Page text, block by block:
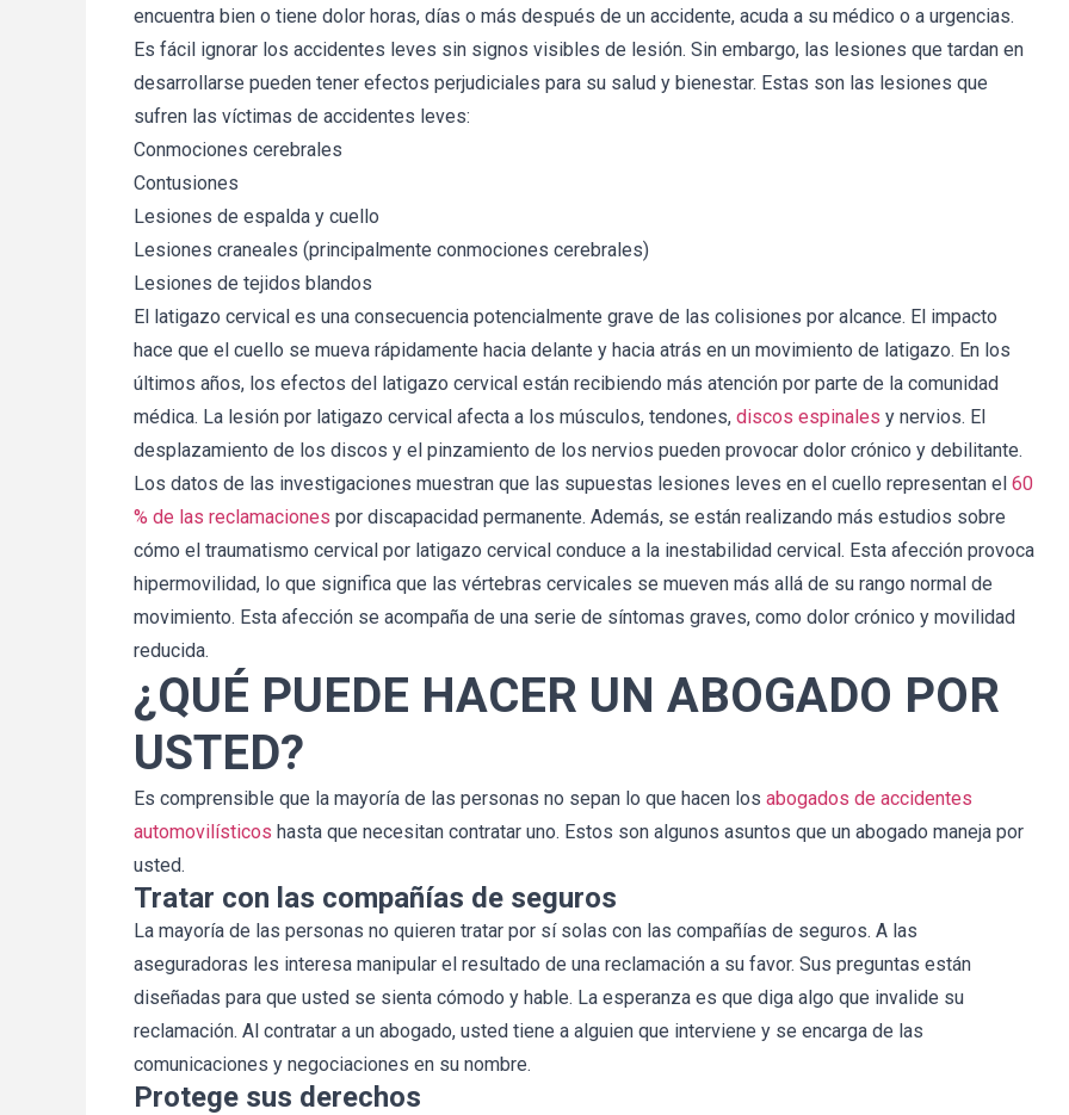
encuentra bien o tiene dolor horas, días o más después de un accidente, acuda a su médico o a urgencias.
Es fácil ignorar los accidentes leves sin signos visibles de lesión. Sin embargo, las lesiones que tardan en
desarrollarse pueden tener efectos perjudiciales para su salud y bienestar. Estas son las lesiones que
sufren las víctimas de accidentes leves:
Conmociones cerebrales
Contusiones
Lesiones de espalda y cuello
Lesiones craneales (principalmente conmociones cerebrales)
Lesiones de tejidos blandos
El latigazo cervical es una consecuencia potencialmente grave de las colisiones por alcance. El impacto
hace que el cuello se mueva rápidamente hacia delante y hacia atrás en un movimiento de latigazo. En los
últimos años, los efectos del latigazo cervical están recibiendo más atención por parte de la comunidad
médica. La lesión por latigazo cervical afecta a los músculos, tendones, discos espinales y nervios. El
desplazamiento de los discos y el pinzamiento de los nervios pueden provocar dolor crónico y debilitante.
Los datos de las investigaciones muestran que las supuestas lesiones leves en el cuello representan el 60
% de las reclamaciones por discapacidad permanente. Además, se están realizando más estudios sobre
cómo el traumatismo cervical por latigazo cervical conduce a la inestabilidad cervical. Esta afección provoca
hipermovilidad, lo que significa que las vértebras cervicales se mueven más allá de su rango normal de
movimiento. Esta afección se acompaña de una serie de síntomas graves, como dolor crónico y movilidad
reducida.
¿QUÉ PUEDE HACER UN ABOGADO POR
USTED?
Es comprensible que la mayoría de las personas no sepan lo que hacen los abogados de accidentes
automovilísticos hasta que necesitan contratar uno. Estos son algunos asuntos que un abogado maneja por
usted.
Tratar con las compañías de seguros
La mayoría de las personas no quieren tratar por sí solas con las compañías de seguros. A las
aseguradoras les interesa manipular el resultado de una reclamación a su favor. Sus preguntas están
diseñadas para que usted se sienta cómodo y hable. La esperanza es que diga algo que invalide su
reclamación. Al contratar a un abogado, usted tiene a alguien que interviene y se encarga de las
comunicaciones y negociaciones en su nombre.
Protege sus derechos
necesite representación. ¡Un enorme
agradecimiento a ellos por todo lo
que lograron para mí!